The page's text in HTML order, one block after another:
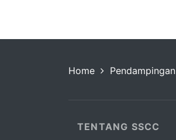
Home Pendampingan
TENTANG SSCC